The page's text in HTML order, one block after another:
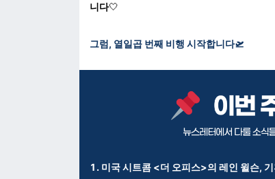
니다🤍
그럼, 열일곱 번째 비행 시작합니다🛫
1. 미국 시트콤 <더 오피스>의 레인 윌슨,